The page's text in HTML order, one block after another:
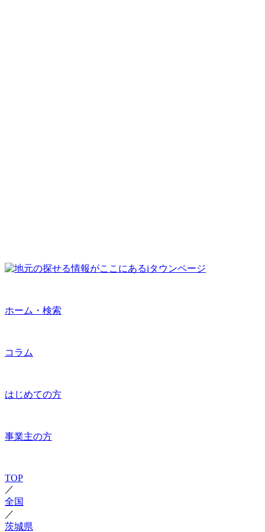
ホーム・検索
コラム
はじめての方
事業主の方
TOP
／
全国
／
茨城県